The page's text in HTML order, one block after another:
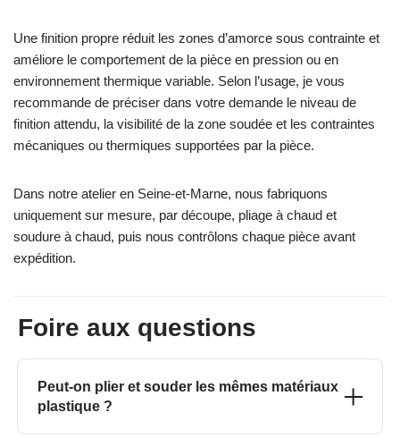
Une finition propre réduit les zones d’amorce sous contrainte et
améliore le comportement de la pièce en pression ou en
environnement thermique variable. Selon l’usage, je vous
recommande de préciser dans votre demande le niveau de
finition attendu, la visibilité de la zone soudée et les contraintes
mécaniques ou thermiques supportées par la pièce.
Dans notre atelier en Seine-et-Marne, nous fabriquons
uniquement sur mesure, par découpe, pliage à chaud et
soudure à chaud, puis nous contrôlons chaque pièce avant
expédition.
Foire aux questions
Peut-on plier et souder les mêmes matériaux
plastique ?